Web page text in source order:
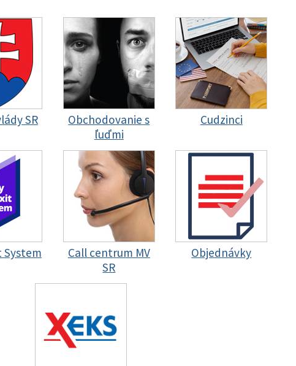
SR
Obchodovanie s
ľuďmi
Cudzinci
System
Call centrum MV
SR
Objednávky